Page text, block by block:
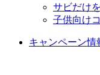
サビだけ
子供向け
キャンペーン情